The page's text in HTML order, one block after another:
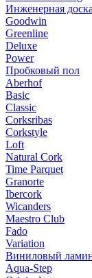
Инженерная доска
Goodwin
Greenline
Deluxe
Power
Пробковый пол
Aberhof
Basic
Classic
Corksribas
Corkstyle
Loft
Natural Cork
Time Parquet
Granorte
Ibercork
Wicanders
Мaestro Club
Fado
Variation
Виниловый
Aqua-Step